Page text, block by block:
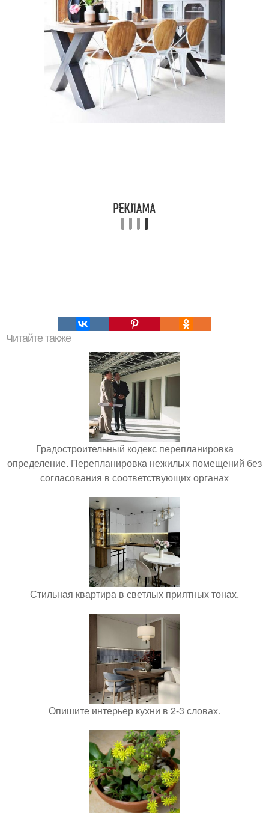
Читайте также
Градостроительный кодекс перепланировка
определение. Перепланировка нежилых помещений без
согласования в соответствующих органах
Стильная квартира в светлых приятных тонах.
Опишите интерьер кухни в 2-3 словах.